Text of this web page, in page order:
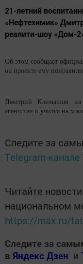
21-летний
«Нефтехимик»
реалити-шоу «Дом-
Об этом сообщает
на проекте ему
Дмитрий Климашов на
агентстве и учится на
Следите за
Telegram-канале
Читайте
национальном
https://max.ru/
Следите за
в Яндекс Дзен и